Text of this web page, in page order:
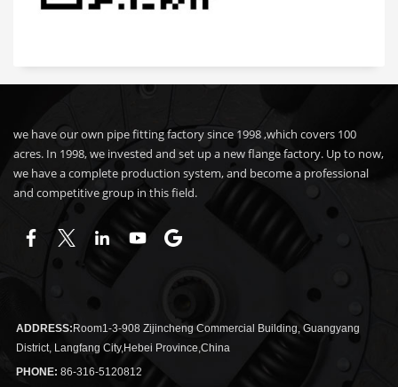
we have our own pipe fitting factory since 1998 ,which covers 100
acres. In 1998, we invested and set up a new flange factory. Up to now,
we have a complete production system, and become a professional
and competitive group in this field.
ADDRESS:Room1-3-908 Zijincheng Commercial Building, Guangyang
District, Langfang City,Hebei Province,China
PHONE: 86-316-5120812